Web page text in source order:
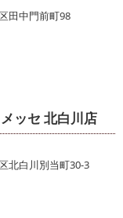
田中門前町98
ッセ 北白川店
北白川別当町30-3